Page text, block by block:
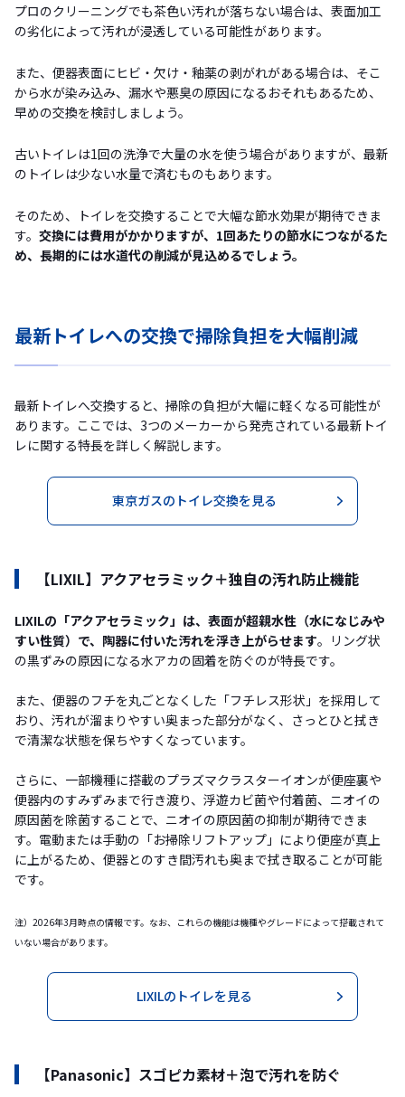
プロのクリーニングでも茶色い汚れが落ちない場合は、表面加工
の劣化によって汚れが浸透している可能性があります。
また、便器表面にヒビ・欠け・釉薬の剥がれがある場合は、そこ
から水が染み込み、漏水や悪臭の原因になるおそれもあるため、
早めの交換を検討しましょう。
古いトイレは1回の洗浄で大量の水を使う場合がありますが、最新
のトイレは少ない水量で済むものもあります。
そのため、トイレを交換することで大幅な節水効果が期待できま
す。 交換には費用がかかりますが、1回あたりの節水につながるた
め、長期的には水道代の削減が見込めるでしょう。
最新トイレへの交換で掃除負担を大幅削減
最新トイレへ交換すると、掃除の負担が大幅に軽くなる可能性が
あります。ここでは、3つのメーカーから発売されている最新トイ
レに関する特長を詳しく解説します。
東京ガスのトイレ交換を見る
【LIXIL】アクアセラミック＋独自の汚れ防止機能
LIXILの「アクアセラミック」は、表面が超親水性（水になじみや
すい性質）で、陶器に付いた汚れを浮き上がらせます。リング状
の黒ずみの原因になる水アカの固着を防ぐのが特長です。
また、便器のフチを丸ごとなくした「フチレス形状」を採用して
おり、汚れが溜まりやすい奥まった部分がなく、さっとひと拭き
で清潔な状態を保ちやすくなっています。
さらに、一部機種に搭載のプラズマクラスターイオンが便座裏や
便器内のすみずみまで行き渡り、浮遊カビ菌や付着菌、ニオイの
原因菌を除菌することで、ニオイの原因菌の抑制が期待できま
す。電動または手動の「お掃除リフトアップ」により便座が真上
に上がるため、便器とのすき間汚れも奥まで拭き取ることが可能
です。
注）2026年3月時点の情報です。なお、これらの機能は機種やグレードによって搭載されて
いない場合があります。
LIXILのトイレを見る
【Panasonic】スゴピカ素材＋泡で汚れを防ぐ